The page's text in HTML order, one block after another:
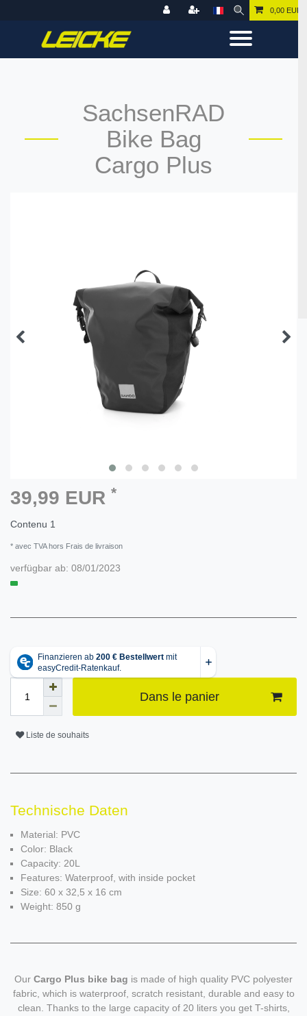
0,00 EUR
SachsenRAD
Bike Bag
Cargo Plus
39,99 EUR *
Contenu 1
* avec TVA hors Frais de livraison
verfügbar ab: 08/01/2023
Dans le panier
Liste de souhaits
Technische Daten
Material: PVC
Color: Black
Capacity: 20L
Features: Waterproof, with inside pocket
Size: 60 x 32,5 x 16 cm
Weight: 850 g
Our Cargo Plus bike bag is made of high quality PVC polyester
fabric, which is waterproof, scratch resistant, durable and easy to
clean. Thanks to the large capacity of 20 liters you get T-shirts,